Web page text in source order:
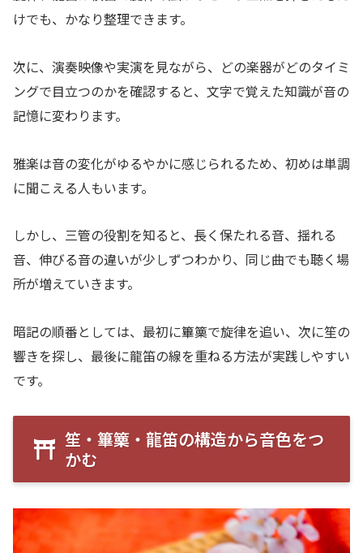
けでも、かなり整理できます。
次に、演奏映像や実演を見ながら、どの楽器がどのタイミ
ングで目立つのかを確認すると、文字で覚えた知識が音の
記憶に変わります。
雅楽は音の変化がゆるやかに感じられるため、初めは単調
に聞こえる人もいます。
しかし、三管の役割を知ると、長く保たれる音、揺れる
音、伸びる音の違いが少しずつわかり、同じ曲でも聴く場
所が増えていきます。
暗記の順番としては、最初に篳篥で旋律を追い、次に笙の
響きを探し、最後に龍笛の線を重ねる方法が実践しやすい
です。
笙・篳篥・龍笛の構造から音色をつ
かむ